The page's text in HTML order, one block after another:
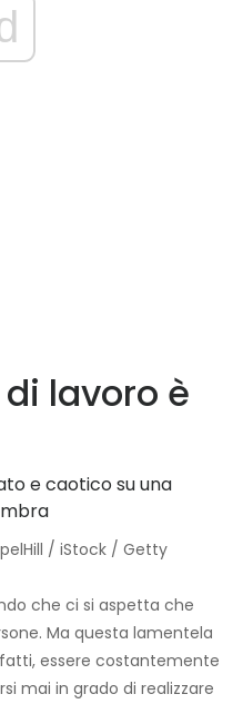
lavoro è
/ iStock / Getty
che ci si aspetta che
Ma questa lamentela
essere costantemente
mai in grado di realizzare